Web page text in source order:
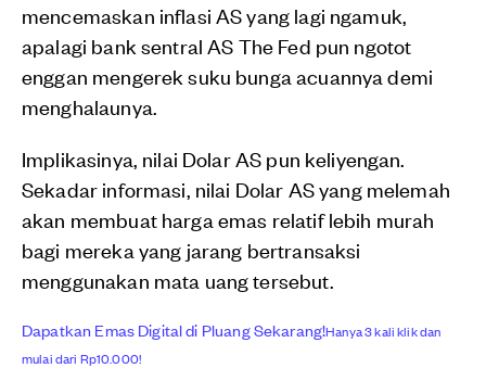
mencemaskan inflasi AS yang lagi ngamuk,
apalagi bank sentral AS The Fed pun ngotot
enggan mengerek suku bunga acuannya demi
menghalaunya.
Implikasinya, nilai Dolar AS pun keliyengan.
Sekadar informasi, nilai Dolar AS yang melemah
akan membuat harga emas relatif lebih murah
bagi mereka yang jarang bertransaksi
menggunakan mata uang tersebut.
Dapatkan Emas Digital di Pluang Sekarang!Hanya 3 kali klik dan
mulai dari Rp10.000!